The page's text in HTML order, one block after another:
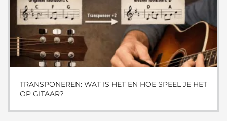
TRANSPONEREN: WAT IS HET EN HOE SPEEL JE HET
OP GITAAR?